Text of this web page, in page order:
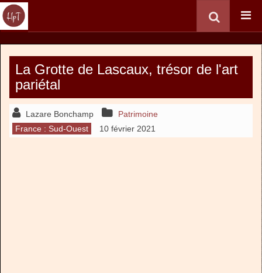
La Grotte de Lascaux, trésor de l'art
pariétal
Lazare Bonchamp
Patrimoine
France : Sud-Ouest
10 février 2021